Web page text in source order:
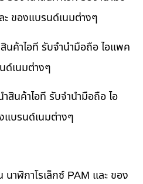
ของแบรนด์เนมต่างๆ
นค้าไอที รับจำนำมือถือ ไอแพค
ด์เนมต่างๆ
สินค้าไอที รับจำนำมือถือ ไอ
แบรนด์เนมต่างๆ
าฬิกาโรเล็กซ์ PAM และ ของ